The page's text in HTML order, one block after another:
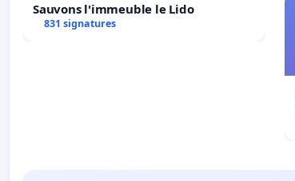
Sauvons l'immeuble le Lido
831 signatures